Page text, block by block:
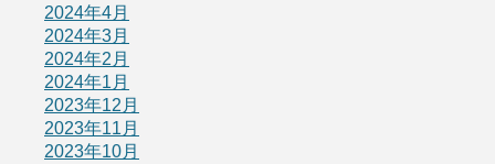
2024年4月
2024年3月
2024年2月
2024年1月
2023年12月
2023年11月
2023年10月